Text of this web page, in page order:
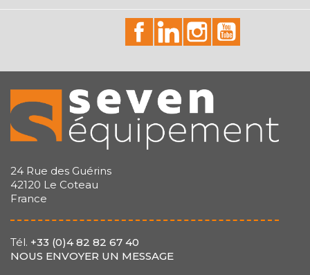
id="facebook-social"
id="linkedin-social"
id="instagram-
24 Rue des Guérins
42120 Le Coteau
France
Tél. +33 (0)4 82 82 67 40
NOUS ENVOYER UN MESSAGE